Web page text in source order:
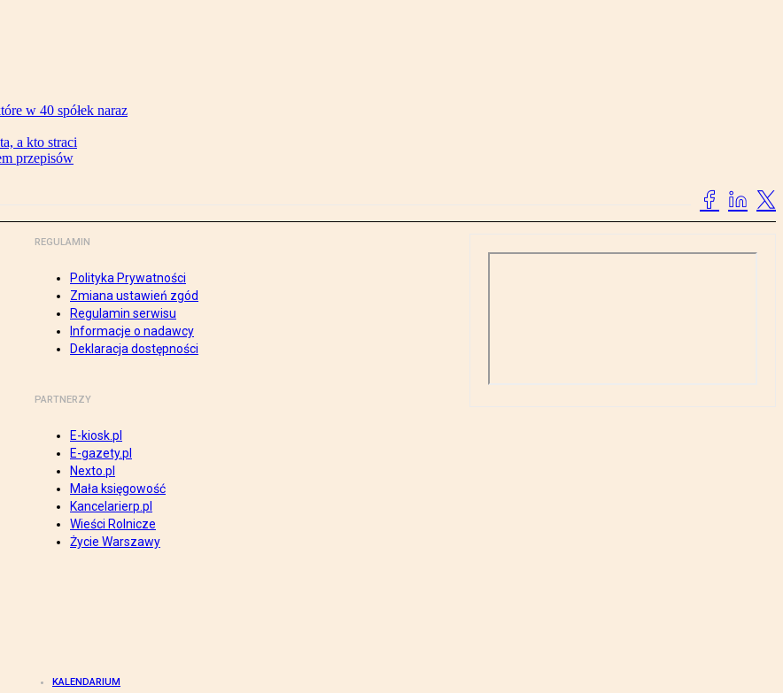
w 40 spółek naraz
a kto straci
przepisów
REGULAMIN
Polityka Prywatności
Zmiana ustawień zgód
Regulamin serwisu
Informacje o nadawcy
Deklaracja dostępności
PARTNERZY
E-kiosk.pl
E-gazety.pl
Nexto.pl
Mała księgowość
Kancelarierp.pl
Wieści Rolnicze
Życie Warszawy
KALENDARIUM